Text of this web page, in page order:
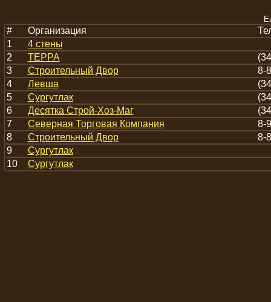
# Организация
1
4 стены
2
ТЕРРА
3
Строительный Двор
8-
4
Левша
5
Сургутлак
6
Десятка Строй-Хоз-Маг
7
Северная Торговая Компания
8-
8
Строительный Двор
8-
9
Сургутлак
10
Сургутлак